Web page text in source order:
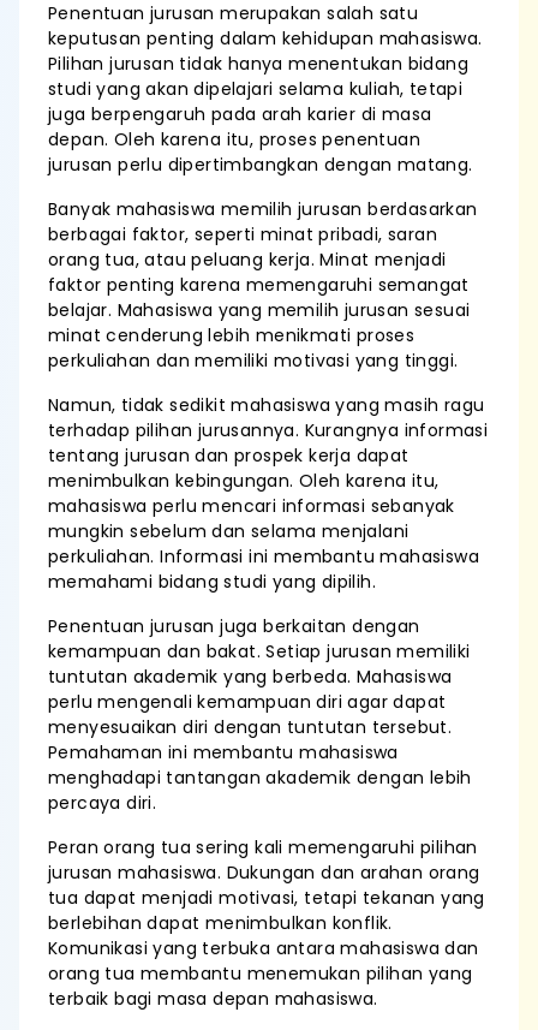
Penentuan jurusan merupakan salah satu
keputusan penting dalam kehidupan mahasiswa.
Pilihan jurusan tidak hanya menentukan bidang
studi yang akan dipelajari selama kuliah, tetapi
juga berpengaruh pada arah karier di masa
depan. Oleh karena itu, proses penentuan
jurusan perlu dipertimbangkan dengan matang.
Banyak mahasiswa memilih jurusan berdasarkan
berbagai faktor, seperti minat pribadi, saran
orang tua, atau peluang kerja. Minat menjadi
faktor penting karena memengaruhi semangat
belajar. Mahasiswa yang memilih jurusan sesuai
minat cenderung lebih menikmati proses
perkuliahan dan memiliki motivasi yang tinggi.
Namun, tidak sedikit mahasiswa yang masih ragu
terhadap pilihan jurusannya. Kurangnya informasi
tentang jurusan dan prospek kerja dapat
menimbulkan kebingungan. Oleh karena itu,
mahasiswa perlu mencari informasi sebanyak
mungkin sebelum dan selama menjalani
perkuliahan. Informasi ini membantu mahasiswa
memahami bidang studi yang dipilih.
Penentuan jurusan juga berkaitan dengan
kemampuan dan bakat. Setiap jurusan memiliki
tuntutan akademik yang berbeda. Mahasiswa
perlu mengenali kemampuan diri agar dapat
menyesuaikan diri dengan tuntutan tersebut.
Pemahaman ini membantu mahasiswa
menghadapi tantangan akademik dengan lebih
percaya diri.
Peran orang tua sering kali memengaruhi pilihan
jurusan mahasiswa. Dukungan dan arahan orang
tua dapat menjadi motivasi, tetapi tekanan yang
berlebihan dapat menimbulkan konflik.
Komunikasi yang terbuka antara mahasiswa dan
orang tua membantu menemukan pilihan yang
terbaik bagi masa depan mahasiswa.